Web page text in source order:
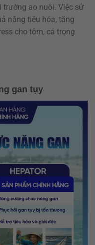
trường ao nuôi. Việc sử
năng tiêu hóa, tăng
cho tôm, cá trong
gan tụy